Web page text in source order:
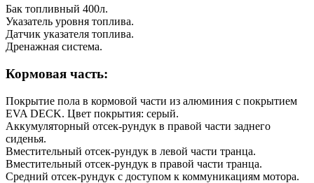
Бак топливный 400л.
Указатель уровня топлива.
Датчик указателя топлива.
Дренажная система.
Кормовая часть:
Покрытие пола в кормовой части из алюминия с покрытием
EVA DECK. Цвет покрытия: серый.
Аккумуляторный отсек-рундук в правой части заднего
сиденья.
Вместительный отсек-рундук в левой части транца.
Вместительный отсек-рундук в правой части транца.
Средний отсек-рундук с доступом к коммуникациям мотора.